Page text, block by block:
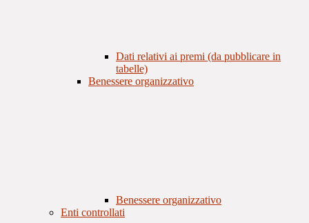
Dati relativi ai premi (da pubblicare in
tabelle)
Benessere organizzativo
Benessere organizzativo
Enti controllati